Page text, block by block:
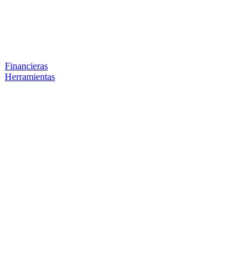
Financieras
Herramientas